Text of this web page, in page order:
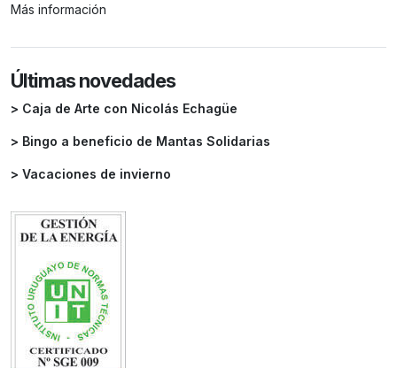
Más información
Últimas novedades
> Caja de Arte con Nicolás Echagüe
> Bingo a beneficio de Mantas Solidarias
> Vacaciones de invierno